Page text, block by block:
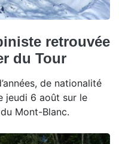
retrouvée
du Tour
de nationalité
jeudi 6 août sur le
Mont-Blanc.